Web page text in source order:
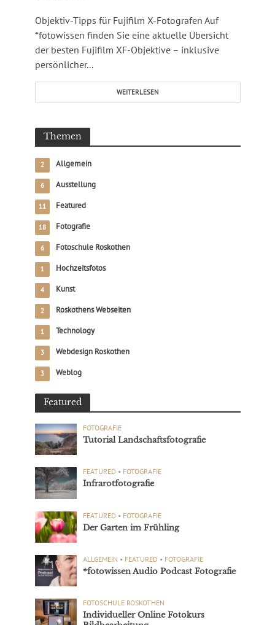
Objektiv-Tipps für Fujifilm X-Fotografen Auf
*fotowissen finden Sie eine aktuelle Übersicht
der besten Fujifilm XF-Objektive – inklusive
persönlicher...
WEITERLESEN
Themen
Allgemein
2
Ausstellung
6
Featured
11
Fotografie
18
Fotoschule Roskothen
6
Hochzeitsfotos
1
Kunst
4
Roskothens Webseiten
2
Technology
1
Webdesign Roskothen
3
Weblog
3
Featured
FOTOGRAFIE
Tutorial Landschaftsfotografie
FEATURED • FOTOGRAFIE
Infrarotfotografie
FEATURED • FOTOGRAFIE
Der Garten im Frühling
ALLGEMEIN • FEATURED • FOTOGRAFIE
*fotowissen Audio Podcast Fotografie
FOTOSCHULE ROSKOTHEN
Individueller Online Fotokurs